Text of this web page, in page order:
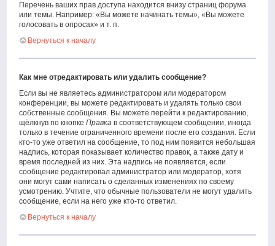
Перечень ваших прав доступа находится внизу страниц форума
или темы. Например: «Вы можете начинать темы», «Вы можете
голосовать в опросах» и т. п.
Вернуться к началу
Как мне отредактировать или удалить сообщение?
Если вы не являетесь администратором или модератором
конференции, вы можете редактировать и удалять только свои
собственные сообщения. Вы можете перейти к редактированию,
щёлкнув по кнопкеПравка в соответствующем сообщении, иногда
только в течение ограниченного времени после его создания. Если
кто-то уже ответил на сообщение, то под ним появится небольшая
надпись, которая показывает количество правок, а также дату и
время последней из них. Эта надпись не появляется, если
сообщение редактировал администратор или модератор, хотя
они могут сами написать о сделанных изменениях по своему
усмотрению. Учтите, что обычные пользователи не могут удалить
сообщение, если на него уже кто-то ответил.
Вернуться к началу